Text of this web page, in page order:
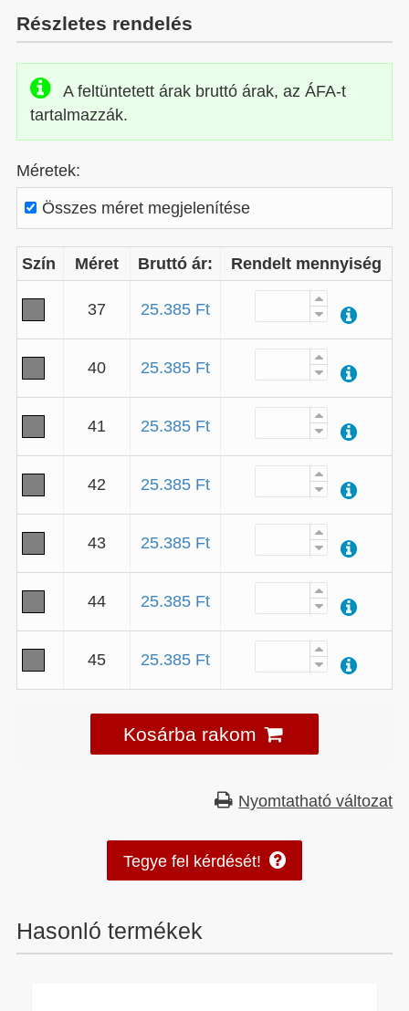
Részletes rendelés
A feltüntetett árak bruttó árak, az ÁFA-t
tartalmazzák.
Méretek:
Összes méret megjelenítése
Szín Méret Bruttó ár: Rendelt mennyiség
37 25.385 Ft
40 25.385 Ft
41 25.385 Ft
42 25.385 Ft
43 25.385 Ft
44 25.385 Ft
45 25.385 Ft
Kosárba rakom
Nyomtatható változat
Tegye fel kérdését!
Hasonló termékek